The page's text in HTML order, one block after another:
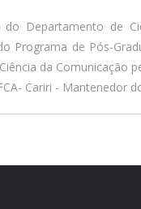
do Departamento de
Programa de Pós-
da Comunicação
Cariri - Mantenedor